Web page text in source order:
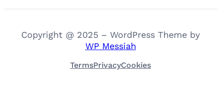
Copyright @ 2025 – WordPress Theme by
WP Messiah
TermsPrivacyCookies